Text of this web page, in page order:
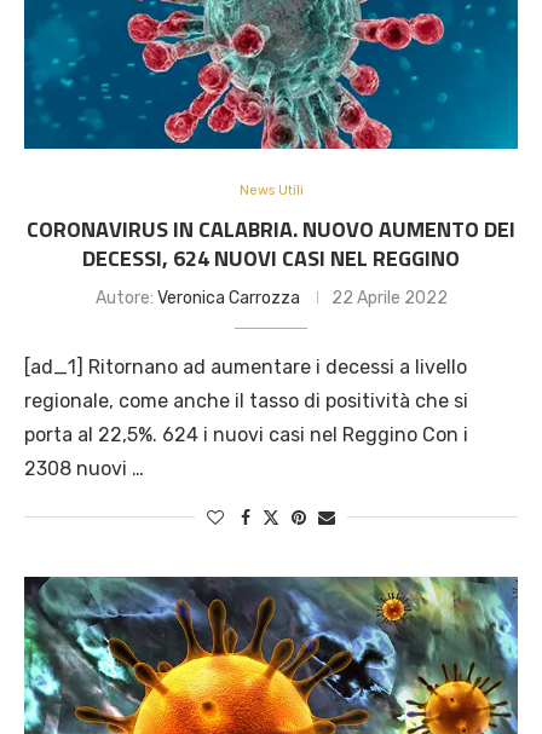
News Utili
CORONAVIRUS IN CALABRIA. NUOVO AUMENTO DEI
DECESSI, 624 NUOVI CASI NEL REGGINO
Autore: Veronica Carrozza 22 Aprile 2022
[ad_1] Ritornano ad aumentare i decessi a livello
regionale, come anche il tasso di positività che si
porta al 22,5%. 624 i nuovi casi nel Reggino Con i
2308 nuovi …